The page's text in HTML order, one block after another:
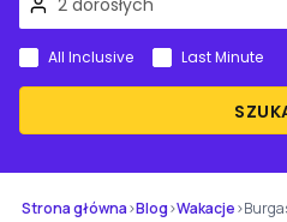
All Inclusive Last Minute
Strona główna›Blog›Wakacje›